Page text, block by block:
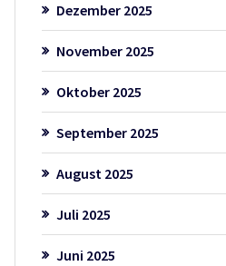
Dezember 2025
November 2025
Oktober 2025
September 2025
August 2025
Juli 2025
Juni 2025